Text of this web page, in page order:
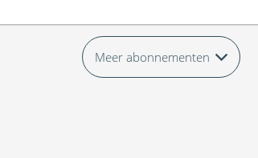
Meer abonnementen